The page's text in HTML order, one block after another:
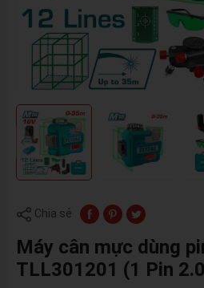
Chia sẻ
Máy cân mực dùng
TLL301201 (1 Pin